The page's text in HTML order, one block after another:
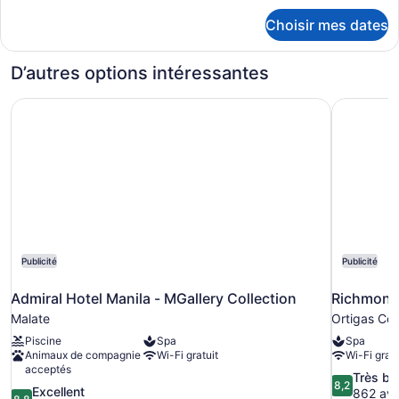
chambre :
Deluxe
Room
Deluxe
Choisir mes dates
D’autres options intéressantes
Publicité
Admiral Hotel Manila - MGallery Collection
Malate
Piscine
Spa
Animaux de compagnie
acceptés
Wi-Fi gratuit
8.8 Excellent
Admiral Hotel Manila - MGallery Collection
Publicité
Ortigas
Spa
Wi-Fi
8.2
sur
8,2
Très
862